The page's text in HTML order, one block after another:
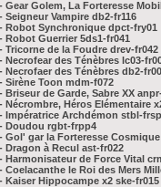
- Gear Golem, La Forteresse
- Seigneur Vampire db2-fr116
- Robot Synchronique dpct-fry01
- Robot Guerrier 5ds1-fr041
- Tricorne de la Foudre drev-fr042
- Necrofear des Ténèbres lc03-
- Necrofaer des Ténèbres db2-
- Sirène Toon mdm-f072
- Briseur de Garde, Sabre XX
- Nécrombre, Héros Elémentaire
- Impératrice Archdémon stbl-
- Doudou rgbt-frpp4
- Gol' gar la Forteresse
- Dragon à Recul ast-fr022
- Harmonisateur de Force Vital
- Coelacanthe le Roi des Mers
- Kaiser Hippocampe x2 ske-fr015